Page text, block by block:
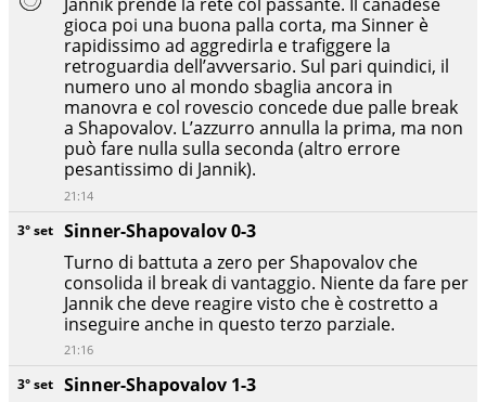
3° set Sinner-Shapovalov 1-3
3° set Sinner-Shapovalov 0-3
Turno di battuta a zero per Shapovalov che
consolida il break di vantaggio. Niente da fare per
Jannik che deve reagire visto che è costretto a
inseguire anche in questo terzo parziale.
21:16
gioca poi una buona palla corta, ma Sinner è
rapidissimo ad aggredirla e trafiggere la
retroguardia dell’avversario. Sul pari quindici, il
numero uno al mondo sbaglia ancora in
manovra e col rovescio concede due palle break
a Shapovalov. L’azzurro annulla la prima, ma non
può fare nulla sulla seconda (altro errore
pesantissimo di Jannik).
21:14